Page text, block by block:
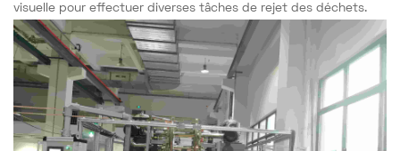
visuelle pour effectuer diverses tâches de rejet des déchets.